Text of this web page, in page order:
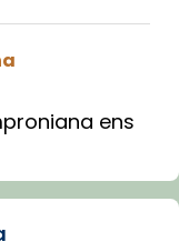
ens
ha